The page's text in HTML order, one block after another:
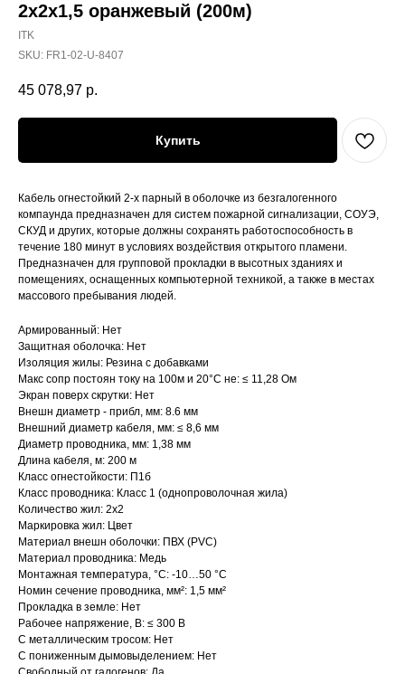
2х2х1,5 оранжевый (200м)
ITK
SKU: FR1-02-U-8407
45 078,97 р.
Купить
Кабель огнестойкий 2-х парный в оболочке из безгалогенного
компаунда предназначен для систем пожарной сигнализации, СОУЭ,
СКУД и других, которые должны сохранять работоспособность в
течение 180 минут в условиях воздействия открытого пламени.
Предназначен для групповой прокладки в высотных зданиях и
помещениях, оснащенных компьютерной техникой, а также в местах
массового пребывания людей.
Армированный: Нет
Защитная оболочка: Нет
Изоляция жилы: Резина с добавками
Макс сопр постоян току на 100м и 20°С не: ≤ 11,28 Ом
Экран поверх скрутки: Нет
Внешн диаметр - прибл, мм: 8.6 мм
Внешний диаметр кабеля, мм: ≤ 8,6 мм
Диаметр проводника, мм: 1,38 мм
Длина кабеля, м: 200 м
Класс огнестойкости: П1б
Класс проводника: Класс 1 (однопроволочная жила)
Количество жил: 2x2
Маркировка жил: Цвет
Материал внешн оболочки: ПВХ (PVC)
Материал проводника: Медь
Монтажная температура, °C: -10…50 °C
Номин сечение проводника, мм²: 1,5 мм²
Прокладка в земле: Нет
Рабочее напряжение, В: ≤ 300 В
С металлическим тросом: Нет
С пониженным дымовыделением: Нет